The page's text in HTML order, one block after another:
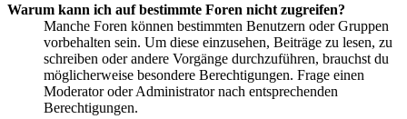
Warum kann ich auf bestimmte Foren nicht zugreifen?
Manche Foren können bestimmten Benutzern oder Gruppen
vorbehalten sein. Um diese einzusehen, Beiträge zu lesen, zu
schreiben oder andere Vorgänge durchzuführen, brauchst du
möglicherweise besondere Berechtigungen. Frage einen
Moderator oder Administrator nach entsprechenden
Berechtigungen.